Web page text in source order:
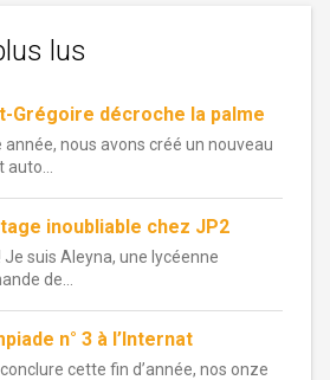
lus
Grégoire décroche la palme
année, nous avons créé un nouveau
inoubliable chez JP2
Je suis Aleyna, une lycéenne
de...
n° 3 à l’Internat
cette fin d’année, nos onze